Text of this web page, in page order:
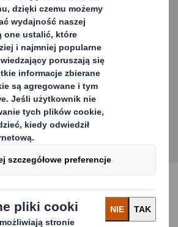
Rozwoju
zadawane